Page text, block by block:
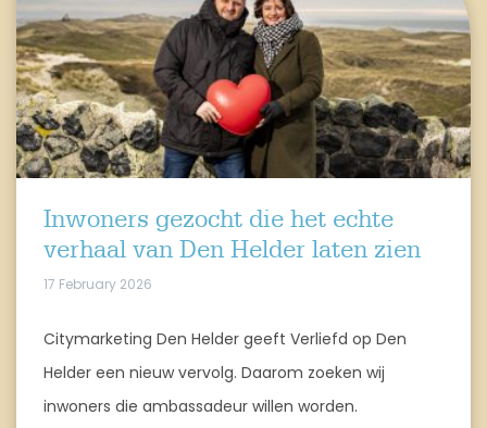
Inwoners gezocht die het echte
verhaal van Den Helder laten zien
17 February 2026
Citymarketing Den Helder geeft Verliefd op Den
Helder een nieuw vervolg. Daarom zoeken wij
inwoners die ambassadeur willen worden.